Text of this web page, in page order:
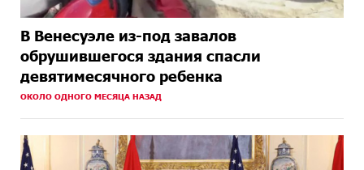
В Венесуэле из-под завалов
обрушившегося здания спасли
девятимесячного ребенка
ОКОЛО ОДНОГО МЕСЯЦА НАЗАД